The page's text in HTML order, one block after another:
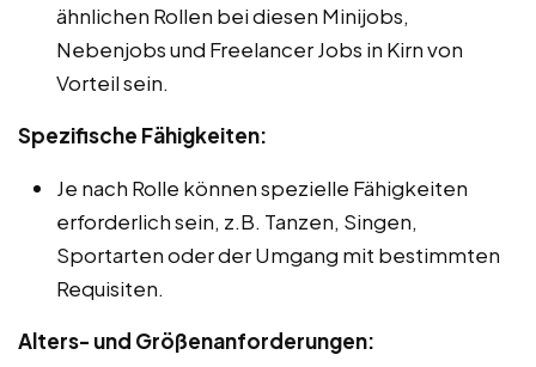
ähnlichen Rollen bei diesen Minijobs,
Nebenjobs und Freelancer Jobs in Kirn von
Vorteil sein.
Spezifische Fähigkeiten:
Je nach Rolle können spezielle Fähigkeiten
erforderlich sein, z.B. Tanzen, Singen,
Sportarten oder der Umgang mit bestimmten
Requisiten.
Alters- und Größenanforderungen: